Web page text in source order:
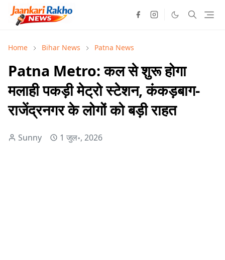
Home Bihar News Patna News
Patna Metro: कल से शुरू होगा
मलाही पकड़ी मेट्रो स्टेशन, कंकड़बाग-
राजेंद्रनगर के लोगों को बड़ी राहत
Sunny 1 जुल॰, 2026